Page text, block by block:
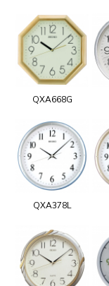
QXA668G
QXA378L